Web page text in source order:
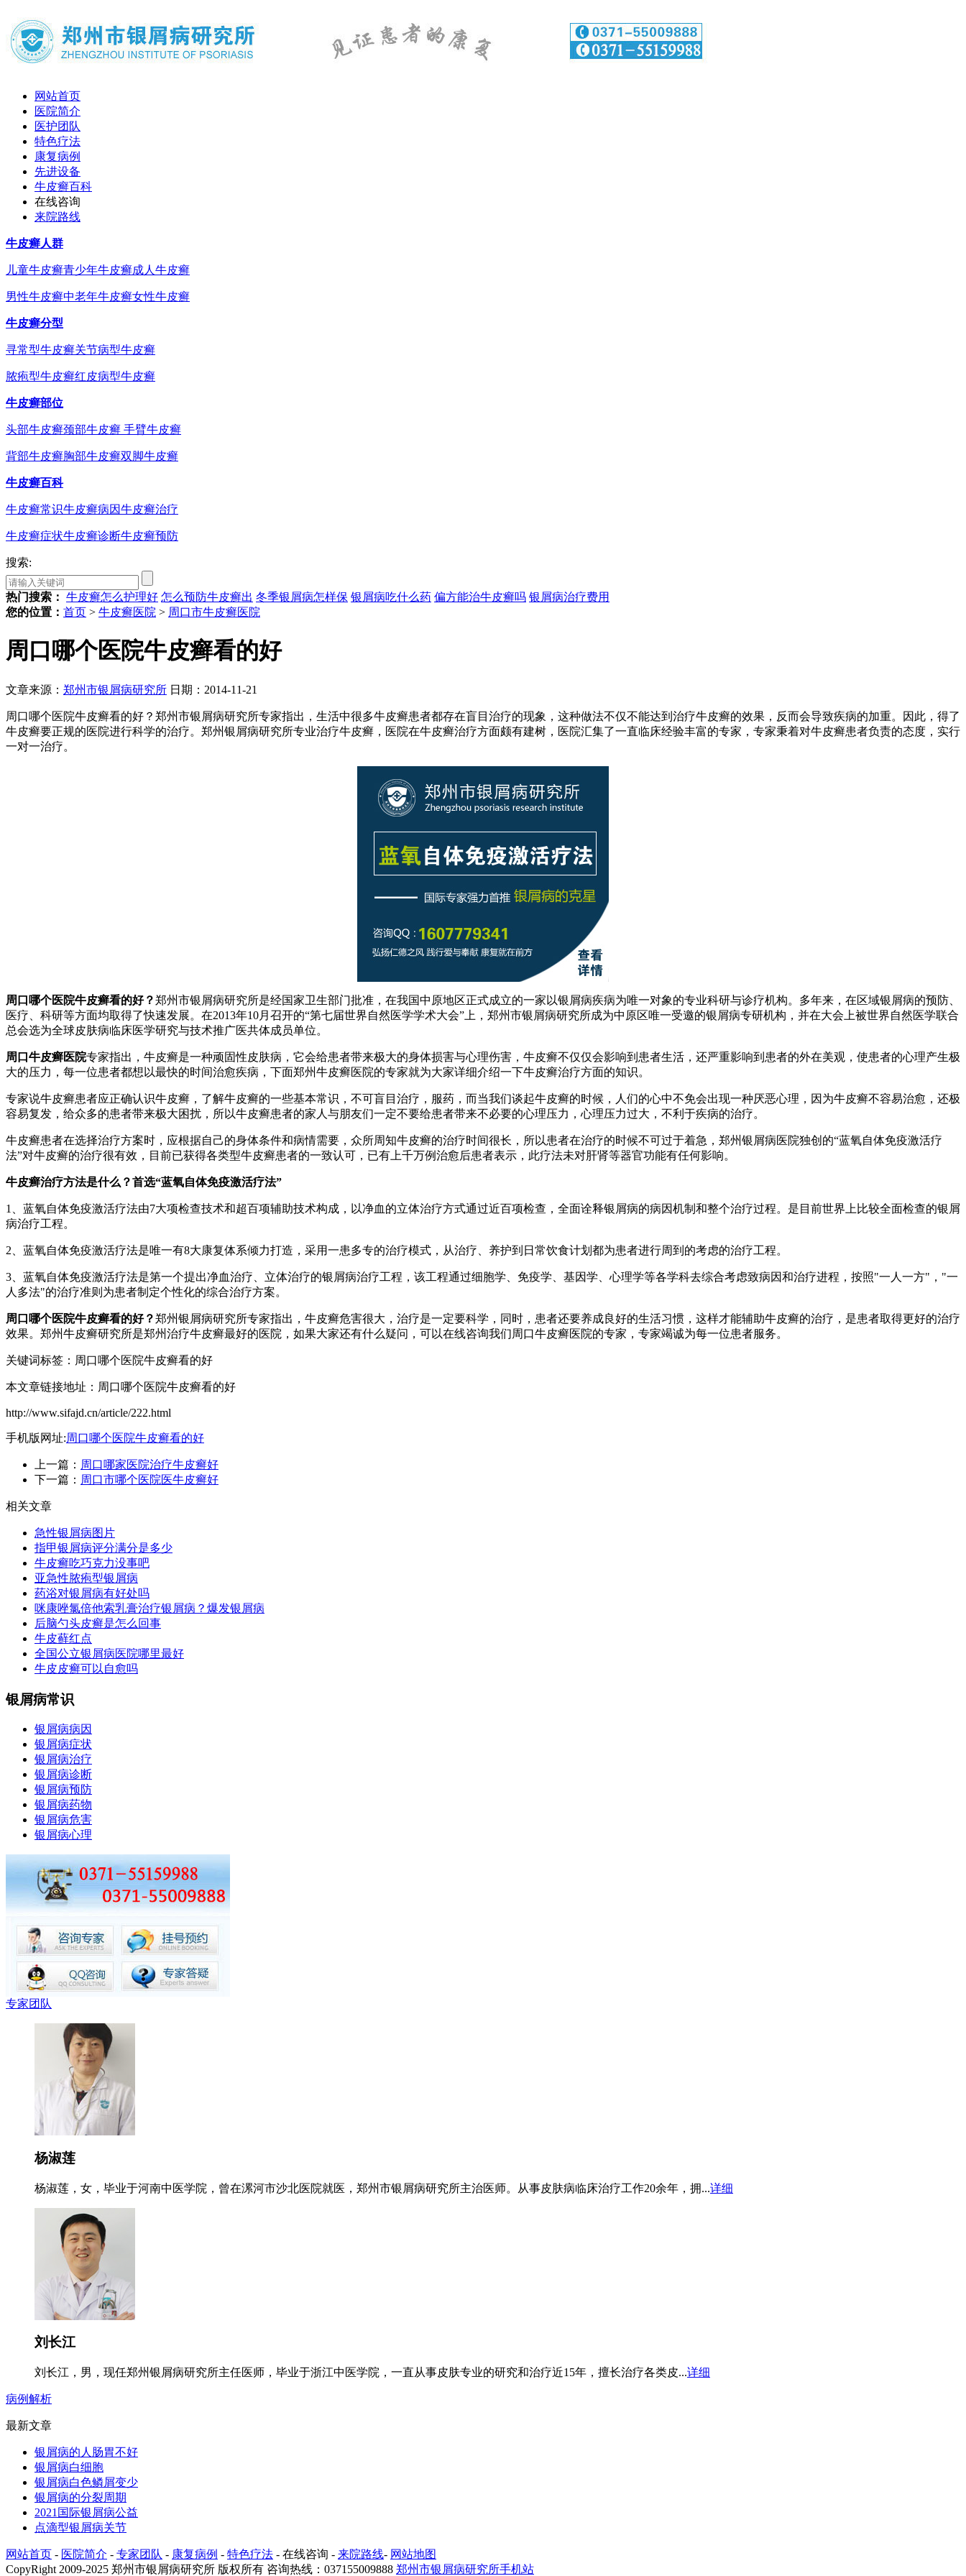
网站首页
医院简介
医护团队
特色疗法
康复病例
先进设备
牛皮癣百科
在线咨询
来院路线
牛皮癣人群
儿童牛皮癣青少年牛皮癣成人牛皮癣
男性牛皮癣中老年牛皮癣女性牛皮癣
牛皮癣分型
寻常型牛皮癣关节病型牛皮癣
脓疱型牛皮癣红皮病型牛皮癣
牛皮癣部位
头部牛皮癣颈部牛皮癣 手臂牛皮癣
背部牛皮癣胸部牛皮癣双脚牛皮癣
牛皮癣百科
牛皮癣常识牛皮癣病因牛皮癣治疗
牛皮癣症状牛皮癣诊断牛皮癣预防
搜索:
热门搜索： 牛皮癣怎么护理好 怎么预防牛皮癣出 冬季银屑病怎样保 银屑病吃什么药 偏方能治牛皮癣吗 银屑病治疗费用
您的位置： 首页 > 牛皮癣医院 > 周口市牛皮癣医院
周口哪个医院牛皮癣看的好
文章来源： 郑州市银屑病研究所 日期：2014-11-21
周口哪个医院牛皮癣看的好？郑州市银屑病研究所专家指出，生活中很多牛皮癣患者都存在盲目治疗的现象，这种做法不仅不能达到治疗牛皮癣的效果，反而会导致疾病的加重。因此，得了
牛皮癣要正规的医院进行科学的治疗。郑州银屑病研究所专业治疗牛皮癣，医院在牛皮癣治疗方面颇有建树，医院汇集了一直临床经验丰富的专家，专家秉着对牛皮癣患者负责的态度，实行
一对一治疗。
周口哪个医院牛皮癣看的好？郑州市银屑病研究所是经国家卫生部门批准，在我国中原地区正式成立的一家以银屑病疾病为唯一对象的专业科研与诊疗机构。多年来，在区域银屑病的预防、
医疗、科研等方面均取得了快速发展。在2013年10月召开的“第七届世界自然医学学术大会”上，郑州市银屑病研究所成为中原区唯一受邀的银屑病专研机构，并在大会上被世界自然医学联合
总会选为全球皮肤病临床医学研究与技术推广医共体成员单位。
周口牛皮癣医院专家指出，牛皮癣是一种顽固性皮肤病，它会给患者带来极大的身体损害与心理伤害，牛皮癣不仅仅会影响到患者生活，还严重影响到患者的外在美观，使患者的心理产生极
大的压力，每一位患者都想以最快的时间治愈疾病，下面郑州牛皮癣医院的专家就为大家详细介绍一下牛皮癣治疗方面的知识。
专家说牛皮癣患者应正确认识牛皮癣，了解牛皮癣的一些基本常识，不可盲目治疗，服药，而当我们谈起牛皮癣的时候，人们的心中不免会出现一种厌恶心理，因为牛皮癣不容易治愈，还极
容易复发，给众多的患者带来极大困扰，所以牛皮癣患者的家人与朋友们一定不要给患者带来不必要的心理压力，心理压力过大，不利于疾病的治疗。
牛皮癣患者在选择治疗方案时，应根据自己的身体条件和病情需要，众所周知牛皮癣的治疗时间很长，所以患者在治疗的时候不可过于着急，郑州银屑病医院独创的“蓝氧自体免疫激活疗
法”对牛皮癣的治疗很有效，目前已获得各类型牛皮癣患者的一致认可，已有上千万例治愈后患者表示，此疗法未对肝肾等器官功能有任何影响。
牛皮癣治疗方法是什么？首选“蓝氧自体免疫激活疗法”
1、蓝氧自体免疫激活疗法由7大项检查技术和超百项辅助技术构成，以净血的立体治疗方式通过近百项检查，全面诠释银屑病的病因机制和整个治疗过程。是目前世界上比较全面检查的银屑
病治疗工程。
2、蓝氧自体免疫激活疗法是唯一有8大康复体系倾力打造，采用一患多专的治疗模式，从治疗、养护到日常饮食计划都为患者进行周到的考虑的治疗工程。
3、蓝氧自体免疫激活疗法是第一个提出净血治疗、立体治疗的银屑病治疗工程，该工程通过细胞学、免疫学、基因学、心理学等各学科去综合考虑致病因和治疗进程，按照"一人一方"，"一
人多法"的治疗准则为患者制定个性化的综合治疗方案。
周口哪个医院牛皮癣看的好？郑州银屑病研究所专家指出，牛皮癣危害很大，治疗是一定要科学，同时，患者还要养成良好的生活习惯，这样才能辅助牛皮癣的治疗，是患者取得更好的治疗
效果。郑州牛皮癣研究所是郑州治疗牛皮癣最好的医院，如果大家还有什么疑问，可以在线咨询我们周口牛皮癣医院的专家，专家竭诚为每一位患者服务。
关键词标签：周口哪个医院牛皮癣看的好
本文章链接地址：周口哪个医院牛皮癣看的好
http://www.sifajd.cn/article/222.html
手机版网址:周口哪个医院牛皮癣看的好
上一篇： 周口哪家医院治疗牛皮癣好
下一篇： 周口市哪个医院医牛皮癣好
相关文章
急性银屑病图片
指甲银屑病评分满分是多少
牛皮癣吃巧克力没事吧
亚急性脓疱型银屑病
药浴对银屑病有好处吗
咪康唑氯倍他索乳膏治疗银屑病？爆发银屑病
后脑勺头皮癣是怎么回事
牛皮藓红点
全国公立银屑病医院哪里最好
牛皮皮癣可以自愈吗
银屑病常识
银屑病病因
银屑病症状
银屑病治疗
银屑病诊断
银屑病预防
银屑病药物
银屑病危害
银屑病心理
专家团队
杨淑莲
杨淑莲，女，毕业于河南中医学院，曾在漯河市沙北医院就医，郑州市银屑病研究所主治医师。从事皮肤病临床治疗工作20余年，拥...详细
刘长江
刘长江，男，现任郑州银屑病研究所主任医师，毕业于浙江中医学院，一直从事皮肤专业的研究和治疗近15年，擅长治疗各类皮...详细
病例解析
最新文章
银屑病的人肠胃不好
银屑病白细胞
银屑病白色鳞屑变少
银屑病的分裂周期
2021国际银屑病公益
点滴型银屑病关节
网站首页 - 医院简介 - 专家团队 - 康复病例 - 特色疗法 - 在线咨询 - 来院路线- 网站地图
CopyRight 2009-2025 郑州市银屑病研究所 版权所有 咨询热线：037155009888 郑州市银屑病研究所手机站